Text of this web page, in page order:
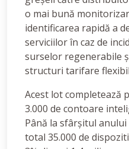
o mai bună
identificarea rapidă a
serviciilor în caz de
surselor regenerabile
structuri tarifare
Acest lot completează
3.000 de contoare
Până la sfârșitul
total 35.000 de